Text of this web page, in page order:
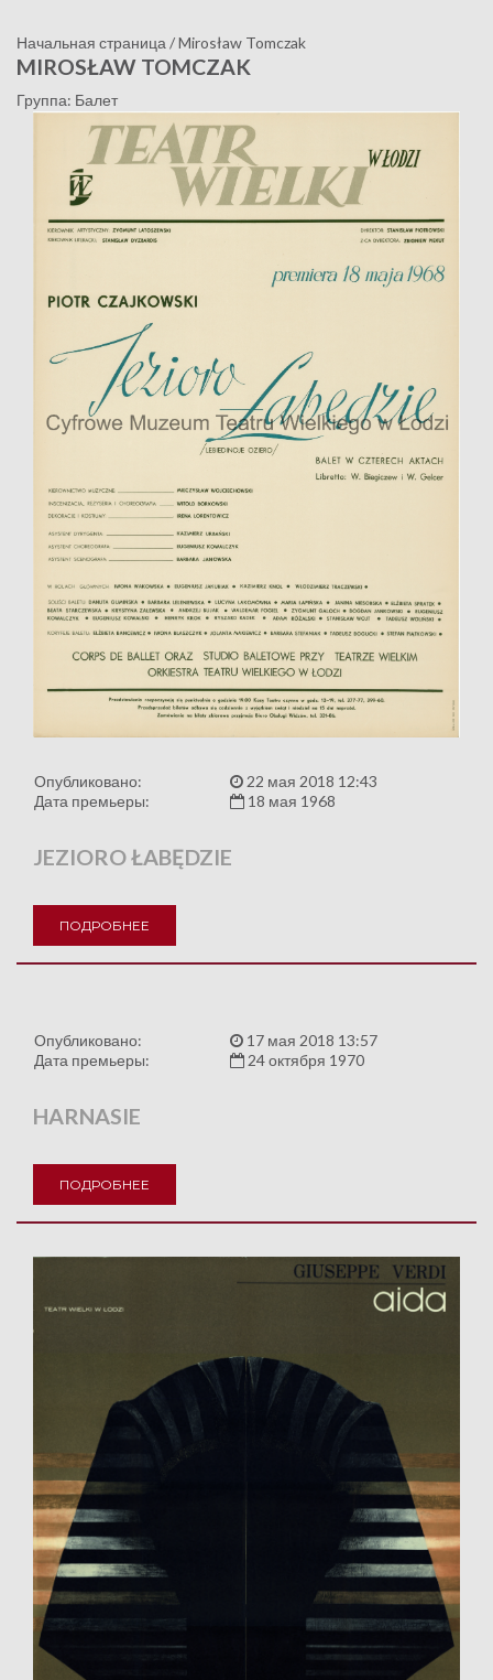
Начальная страница /Mirosław Tomczak
MIROSŁAW TOMCZAK
Группа: Балет
Опубликовано:
22 мая 2018 12:43
Дата премьеры:
18 мая 1968
JEZIORO ŁABĘDZIE
ПОДРОБНЕЕ
Опубликовано:
17 мая 2018 13:57
Дата премьеры:
24 октября 1970
HARNASIE
ПОДРОБНЕЕ